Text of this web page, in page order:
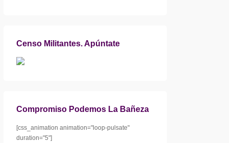
Censo Militantes. Apúntate
Compromiso Podemos La Bañeza
[css_animation animation="loop-pulsate"
duration="5"]